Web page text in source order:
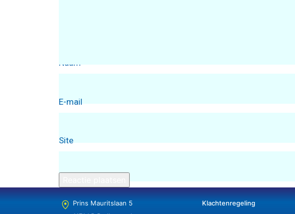
Naam
E-mail
Site
Prins Mauritslaan 5
Klachtenregeling